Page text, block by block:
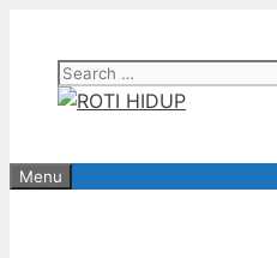
contentSearch
for:
Menu